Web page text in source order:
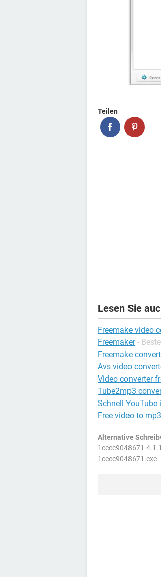
Teilen
Lesen Sie
Freemake video
Freemaker -
Freemake
Avs video
Video converter
Tube2mp3
Schnell YouTube
Free video to
Alternative
1ceec9048671-
1ceec9048671.exe